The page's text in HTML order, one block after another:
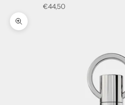
Verkaufspreis
€44,50
Bild vergrößern